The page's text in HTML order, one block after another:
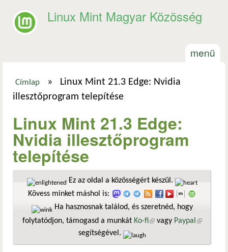
Linux Mint Magyar Közösség
menü
Jelenlegi hely
Címlap »
Linux Mint 21.3 Edge: Nvidia
illesztőprogram telepítése
Linux Mint 21.3 Edge:
Nvidia illesztőprogram
telepítése
Ez az oldal a közösségért készül.
Kövess minket máshol is:
Ha hasznosnak találod, és szeretnéd, hogy
folytatódjon, támogasd a munkát Ko-fi(külső hivatkozás)
vagy Paypal
segítségével.